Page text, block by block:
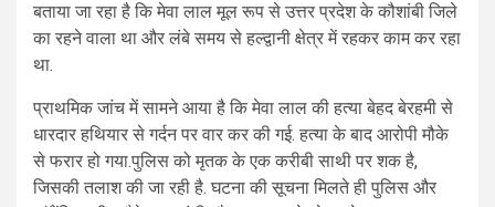
बताया जा रहा है कि मेवा लाल मूल रूप से उत्तर प्रदेश के कौशांबी जिले
का रहने वाला था और लंबे समय से हल्द्वानी क्षेत्र में रहकर काम कर रहा
था.
प्राथमिक जांच में सामने आया है कि मेवा लाल की हत्या बेहद बेरहमी से
धारदार हथियार से गर्दन पर वार कर की गई. हत्या के बाद आरोपी मौके
से फरार हो गया.पुलिस को मृतक के एक करीबी साथी पर शक है,
जिसकी तलाश की जा रही है. घटना की सूचना मिलते ही पुलिस और